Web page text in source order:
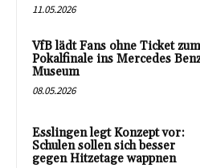
11.05.2026
VfB lädt Fans ohne Ticket zum
Pokalfinale ins Mercedes
Museum
08.05.2026
Esslingen legt Konzept vor:
Schulen sollen sich besser
gegen Hitzetage wappnen